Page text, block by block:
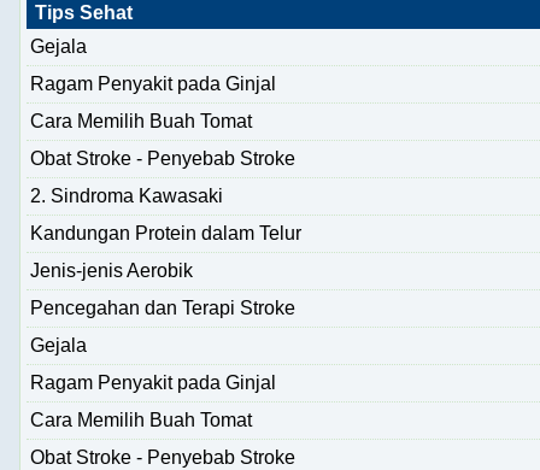
Tips Sehat
Gejala
Ragam Penyakit pada Ginjal
Cara Memilih Buah Tomat
Obat Stroke - Penyebab Stroke
2. Sindroma Kawasaki
Kandungan Protein dalam Telur
Jenis-jenis Aerobik
Pencegahan dan Terapi Stroke
Gejala
Ragam Penyakit pada Ginjal
Cara Memilih Buah Tomat
Obat Stroke - Penyebab Stroke